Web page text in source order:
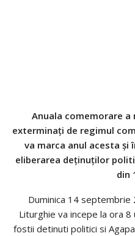
Anuala comemorare
exterminaţi de regimul
va marca anul acesta şi
eliberarea deţinuţilor
din
Duminica 14 septembrie
Liturghie va incepe la ora
fostii detinuti politici si